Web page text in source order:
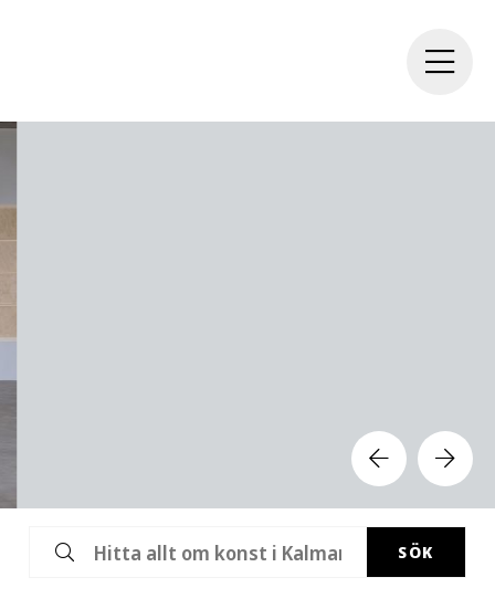
SÖK